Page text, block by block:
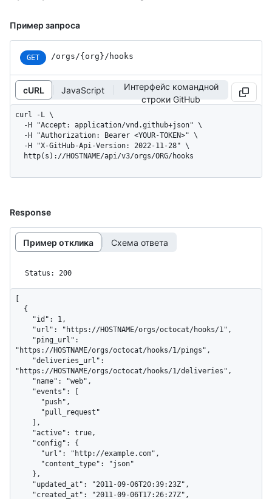
Пример запроса
GET /orgs/{org}/hooks
cURL JavaScript
Интерфейс командной
строки GitHub
curl -L \
  http(s)://HOSTNAME/api/v3/orgs/ORG/hooks
Response
Пример отклика Схема ответа
Status: 200
"https://HOSTNAME/orgs/octocat/hooks/1/pings",
"https://HOSTNAME/orgs/octocat/hooks/1/deliveries",